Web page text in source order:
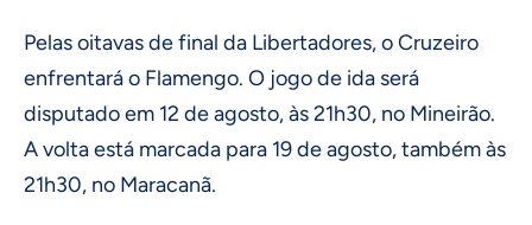
Pelas oitavas de final da Libertadores, o Cruzeiro
enfrentará o Flamengo. O jogo de ida será
disputado em 12 de agosto, às 21h30, no Mineirão.
A volta está marcada para 19 de agosto, também às
21h30, no Maracanã.